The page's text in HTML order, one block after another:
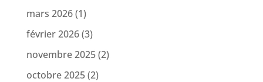
mars 2026(1)
février 2026(3)
novembre 2025(2)
octobre 2025(2)